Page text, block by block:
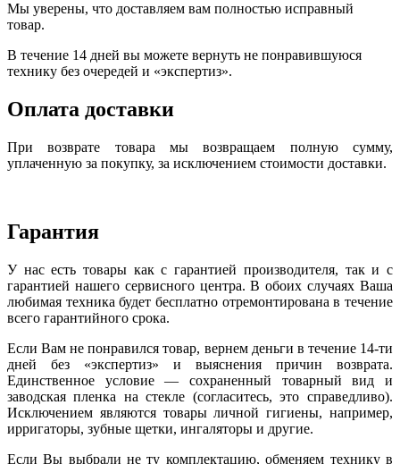
Мы уверены, что доставляем вам полностью исправный
товар.
В течение 14 дней вы можете вернуть не понравившуюся
технику без очередей и «экспертиз».
Оплата доставки
При возврате товара мы возвращаем полную сумму,
уплаченную за покупку, за исключением стоимости доставки.
Гарантия
У нас есть товары как с гарантией производителя, так и с
гарантией нашего сервисного центра. В обоих случаях Ваша
любимая техника будет бесплатно отремонтирована в течение
всего гарантийного срока.
Если Вам не понравился товар, вернем деньги в течение 14-ти
дней без «экспертиз» и выяснения причин возврата.
Единственное условие — сохраненный товарный вид и
заводская пленка на стекле (согласитесь, это справедливо).
Исключением являются товары личной гигиены, например,
ирригаторы, зубные щетки, ингаляторы и другие.
Если Вы выбрали не ту комплектацию, обменяем технику в